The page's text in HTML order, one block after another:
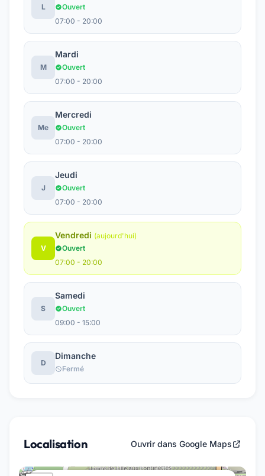
L
Ouvert
07:00 - 20:00
M
Mardi
Ouvert
07:00 - 20:00
Me
Mercredi
Ouvert
07:00 - 20:00
J
Jeudi
Ouvert
07:00 - 20:00
V
Vendredi (aujourd'hui)
Ouvert
07:00 - 20:00
S
Samedi
Ouvert
09:00 - 15:00
D
Dimanche
Fermé
Localisation Ouvrir dans Google Maps